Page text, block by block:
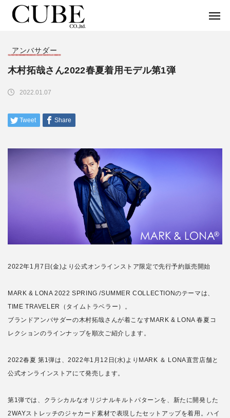
アンバサダー
木村拓哉さん2022春夏着用モデル第1弾
2022.01.07
2022年1月7日(金)より公式オンラインストア限定で先行予約販売開始
MARK & LONA 2022 SPRING /SUMMER COLLECTIONのテーマは、
TIME TRAVELER（タイムトラベラー）。
ブランドアンバサダーの木村拓哉さんが着こなすMARK & LONA 春夏コ
レクションのラインナップを順次ご紹介します。
2022春夏 第1弾は、2022年1月12日(水)よりMARK ＆ LONA直営店舗と
公式オンラインストアにて発売します。
第1弾では、クラシカルなオリジナルキルトパターンを、新たに開発した
2WAYストレッチのジャカード素材で表現したセットアップを着用。ハイ